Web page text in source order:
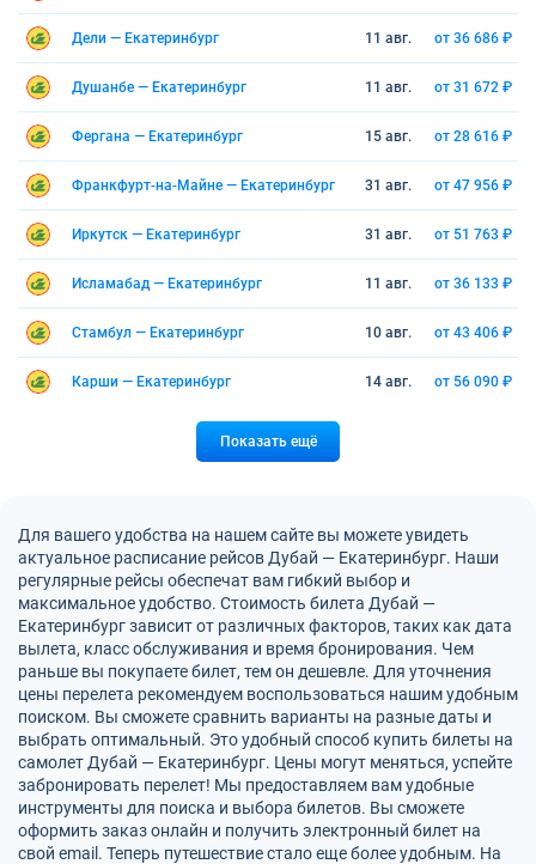
Дели — Екатеринбург 11 авг. от 36 686 ₽
Душанбе — Екатеринбург 11 авг. от 31 672 ₽
Фергана — Екатеринбург 15 авг. от 28 616 ₽
Франкфурт-на-Майне — Екатеринбург 31 авг. от 47 956 ₽
Иркутск — Екатеринбург 31 авг. от 51 763 ₽
Исламабад — Екатеринбург 11 авг. от 36 133 ₽
Стамбул — Екатеринбург 10 авг. от 43 406 ₽
Карши — Екатеринбург 14 авг. от 56 090 ₽
Показать ещё
Для вашего удобства на нашем сайте вы можете увидеть
актуальное расписание рейсов Дубай — Екатеринбург. Наши
регулярные рейсы обеспечат вам гибкий выбор и
максимальное удобство. Стоимость билета Дубай —
Екатеринбург зависит от различных факторов, таких как дата
вылета, класс обслуживания и время бронирования. Чем
раньше вы покупаете билет, тем он дешевле. Для уточнения
цены перелета рекомендуем воспользоваться нашим удобным
поиском. Вы сможете сравнить варианты на разные даты и
выбрать оптимальный. Это удобный способ купить билеты на
самолет Дубай — Екатеринбург. Цены могут меняться, успейте
забронировать перелет! Мы предоставляем вам удобные
инструменты для поиска и выбора билетов. Вы сможете
оформить заказ онлайн и получить электронный билет на
свой email. Теперь путешествие стало еще более удобным. На